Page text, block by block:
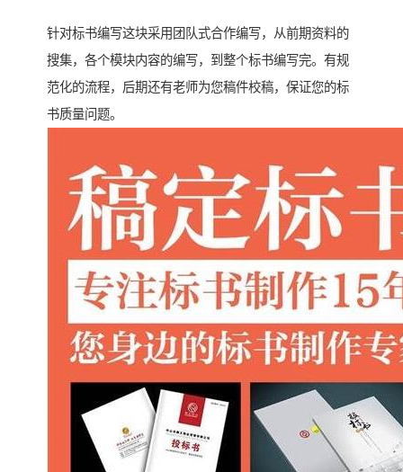
针对标书编写这块采用团队式合作编写，从前期资料的
搜集，各个模块内容的编写，到整个标书编写完。有规
范化的流程，后期还有老师为您稿件校稿，保证您的标
书质量问题。